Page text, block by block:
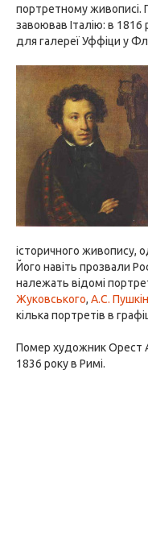
портретному
завоював Італію: в
для галереї Уффіци у
історичного живопису,
Його навіть прозвали
належать відомі
Жуковського, А.С.
кілька портретів в
Помер художник Орест
1836 року в Римі.